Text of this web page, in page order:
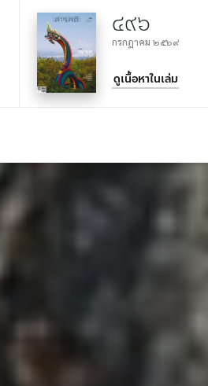
๔๙๖
กรกฎาคม ๒๕๖๙
ดูเนื้อหาในเล่ม